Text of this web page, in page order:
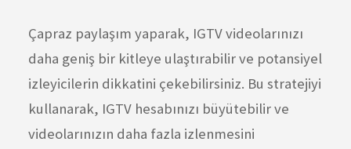
Çapraz paylaşım yaparak, IGTV videolarınızı
daha geniş bir kitleye ulaştırabilir ve potansiyel
izleyicilerin dikkatini çekebilirsiniz. Bu stratejiyi
kullanarak, IGTV hesabınızı büyütebilir ve
videolarınızın daha fazla izlenmesini